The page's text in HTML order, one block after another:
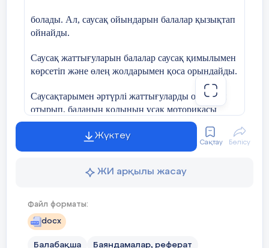
болады. Ал, саусақ ойындарын балалар қызықтап
ойнайды.
Саусақ жаттығуларын балалар саусақ қимылымен
көрсетіп және өлең жолдарымен қоса орындайды.
Саусақтарымен әртүрлі жаттығуларды орындай
отырып, баланың қолының ұсақ моторикасы
жақсы дамиды.
Бұл тілдің дамуына ғана әсер етпей, баланы
қалыптастыру: тиегін өзі салып, өзі ағыту,
бауын байлау, т.б. Ал ересек топтағы балалар үшін
Жүктеу
Сақтау Бөлісу
ЖИ арқылы жасау
Файл форматы:
docx
Балабақша Баяндамалар, реферат